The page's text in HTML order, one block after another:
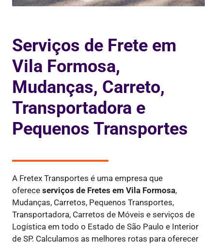
Serviços de Frete em
Vila Formosa,
Mudanças, Carreto,
Transportadora e
Pequenos Transportes
A Fretex Transportes é uma empresa que
oferece serviços de Fretes em Vila Formosa,
Mudanças, Carretos, Pequenos Transportes,
Transportadora, Carretos de Móveis e serviços de
Logística em todo o Estado de São Paulo e Interior
de SP. Calculamos as melhores rotas para oferecer